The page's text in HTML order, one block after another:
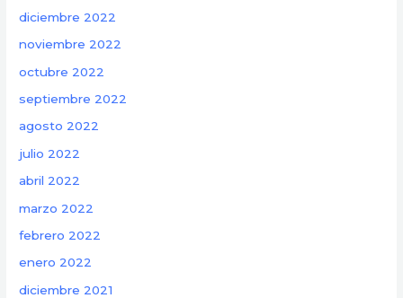
diciembre 2022
noviembre 2022
octubre 2022
septiembre 2022
agosto 2022
julio 2022
abril 2022
marzo 2022
febrero 2022
enero 2022
diciembre 2021